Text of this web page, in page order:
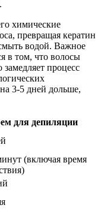
химические
превращая кератин
водой. Важное
в том, что волосы
замедляет процесс
3-5 дней дольше,
для депиляции
(включая время